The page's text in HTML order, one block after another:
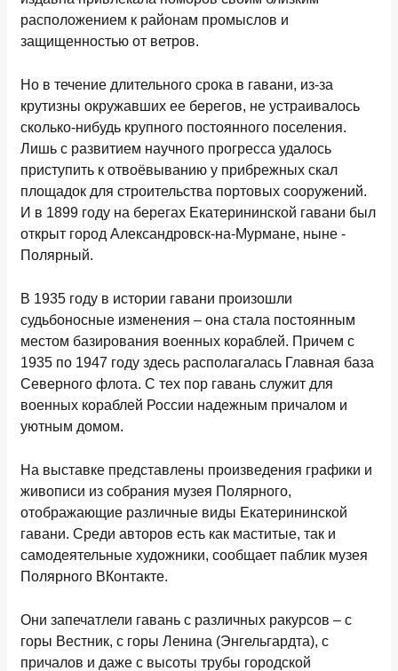
расположением к районам промыслов и
защищенностью от ветров.
Но в течение длительного срока в гавани, из-за
крутизны окружавших ее берегов, не устраивалось
сколько-нибудь крупного постоянного поселения.
Лишь с развитием научного прогресса удалось
приступить к отвоёвыванию у прибрежных скал
площадок для строительства портовых сооружений.
И в 1899 году на берегах Екатерининской гавани был
открыт город Александровск-на-Мурмане, ныне -
Полярный.
В 1935 году в истории гавани произошли
судьбоносные изменения – она стала постоянным
местом базирования военных кораблей. Причем с
1935 по 1947 году здесь располагалась Главная база
Северного флота. С тех пор гавань служит для
военных кораблей России надежным причалом и
уютным домом.
На выставке представлены произведения графики и
живописи из собрания музея Полярного,
отображающие различные виды Екатерининской
гавани. Среди авторов есть как маститые, так и
самодеятельные художники, сообщает паблик музея
Полярного ВКонтакте.
Они запечатлели гавань с различных ракурсов – с
горы Вестник, с горы Ленина (Энгельгардта), с
причалов и даже с высоты трубы городской